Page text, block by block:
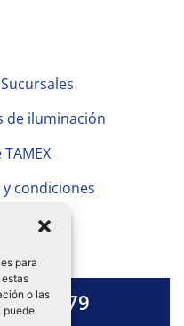
para
o las
puede
de iluminación
condiciones
13 79